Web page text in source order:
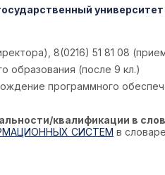
8(0216) 51 81 08
образования (после 9 кл.)
программного
квалификации в
СИСТЕМ в